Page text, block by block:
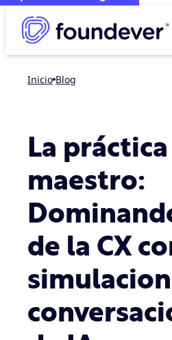
Inicio blog
La
maestro:
de la CX